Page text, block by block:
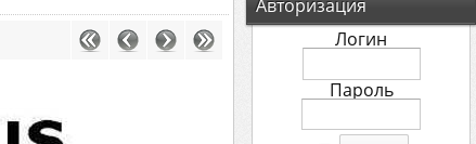
Авторизация
Логин
Пароль